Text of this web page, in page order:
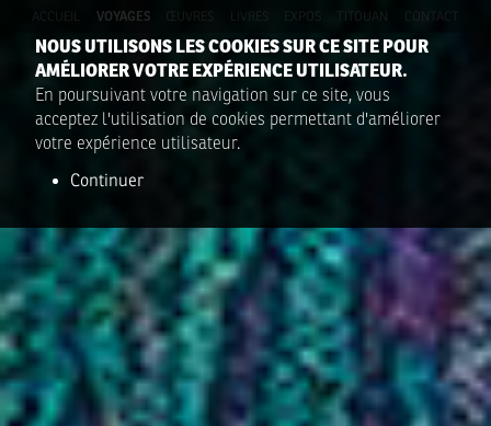
NOUS UTILISONS LES COOKIES SUR CE SITE POUR
AMÉLIORER VOTRE EXPÉRIENCE UTILISATEUR.
En poursuivant votre navigation sur ce site, vous
acceptez l'utilisation de cookies permettant d'améliorer
votre expérience utilisateur.
Continuer
VOYAGES ŒUVRES LIVRES EXPOS